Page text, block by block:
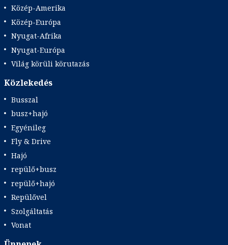
Közép-Amerika
Közép-Európa
Nyugat-Afrika
Nyugat-Európa
Világ körüli körutazás
Közlekedés
Busszal
busz+hajó
Egyénileg
Fly & Drive
Hajó
repülő+busz
repülő+hajó
Repülővel
Szolgáltatás
Vonat